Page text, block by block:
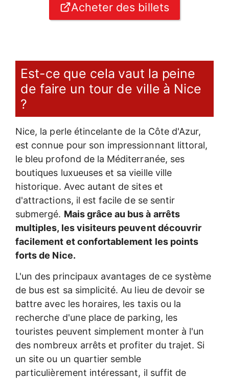
Acheter des billets
Est-ce que cela vaut la peine
de faire un tour de ville à Nice
?
Nice, la perle étincelante de la Côte d'Azur,
est connue pour son impressionnant littoral,
le bleu profond de la Méditerranée, ses
boutiques luxueuses et sa vieille ville
historique. Avec autant de sites et
d'attractions, il est facile de se sentir
submergé. Mais grâce au bus à arrêts
multiples, les visiteurs peuvent découvrir
facilement et confortablement les points
forts de Nice.
L'un des principaux avantages de ce système
de bus est sa simplicité. Au lieu de devoir se
battre avec les horaires, les taxis ou la
recherche d'une place de parking, les
touristes peuvent simplement monter à l'un
des nombreux arrêts et profiter du trajet. Si
un site ou un quartier semble
particulièrement intéressant, il suffit de